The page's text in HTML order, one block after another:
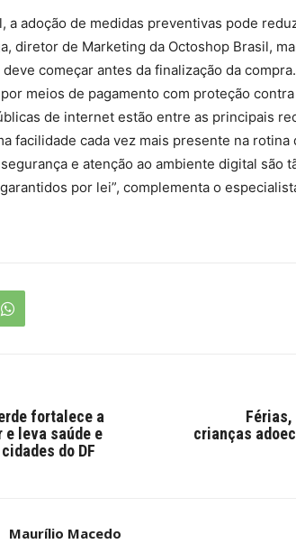
a adoção de medidas preventivas pode
diretor de Marketing da Octoshop Brasil,
começar antes da finalização da
meios de pagamento com proteção
de internet estão entre as principais
facilidade cada vez mais presente na
e atenção ao ambiente digital são
por lei”, complementa o
fortalece a
e leva saúde e
do DF
Férias,
crianças
Maurílio Macedo